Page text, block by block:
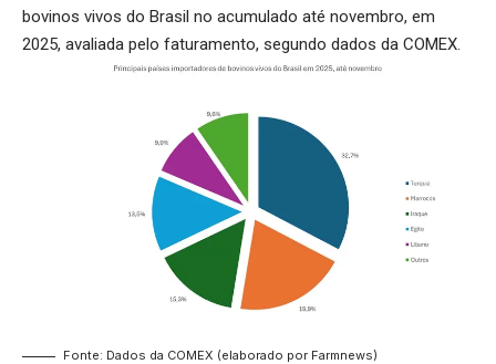
bovinos vivos do Brasil no acumulado até novembro, em
2025, avaliada pelo faturamento, segundo dados da COMEX.
Fonte: Dados da COMEX (elaborado por Farmnews)